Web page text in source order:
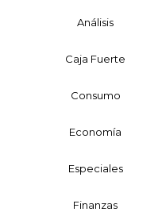
Análisis
Caja Fuerte
Consumo
Economía
Especiales
Finanzas